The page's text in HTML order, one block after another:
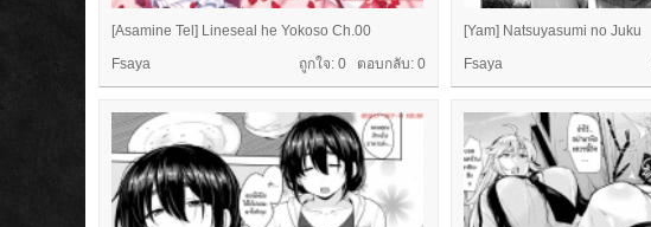
[Asamine Tel] Lineseal he Yokoso Ch.00
ถูกใจ: 0 ตอบกลับ: 0
Fsaya
[Yam] Natsuyasumi no Juku
Fsaya